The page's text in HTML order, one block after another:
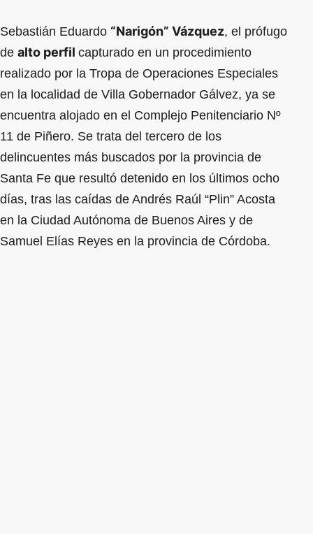
Sebastián Eduardo “Narigón” Vázquez, el prófugo
de alto perfil capturado en un procedimiento
realizado por la Tropa de Operaciones Especiales
en la localidad de Villa Gobernador Gálvez, ya se
encuentra alojado en el Complejo Penitenciario Nº
11 de Piñero. Se trata del tercero de los
delincuentes más buscados por la provincia de
Santa Fe que resultó detenido en los últimos ocho
días, tras las caídas de Andrés Raúl “Plin” Acosta
en la Ciudad Autónoma de Buenos Aires y de
Samuel Elías Reyes en la provincia de Córdoba.